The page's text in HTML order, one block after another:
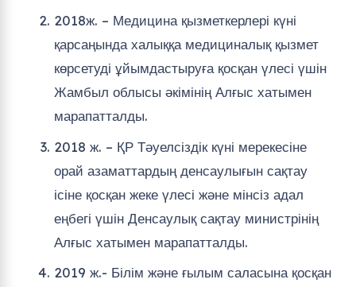
2018ж. – Медицина қызметкерлері күні
қарсаңында халыққа медициналық қызмет
көрсетуді ұйымдастыруға қосқан үлесі үшін
Жамбыл облысы әкімінің Алғыс хатымен
марапатталды.
2018 ж. – ҚР Тәуелсіздік күні мерекесіне
орай азаматтардың денсаулығын сақтау
ісіне қосқан жеке үлесі және мінсіз адал
еңбегі үшін Денсаулық сақтау министрінің
Алғыс хатымен марапатталды.
2019 ж.- Білім және ғылым саласына қосқан